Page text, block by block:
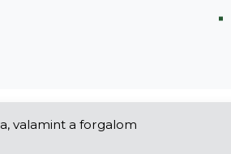
valamint a forgalom